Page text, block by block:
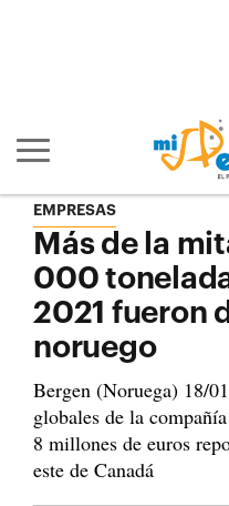
Mostrar/ocultar
EMPRESAS
Más de la
000
2021 fueron
noruego
Bergen (Noruega) 18/
globales de la
8 millones de euros
este de Canadá